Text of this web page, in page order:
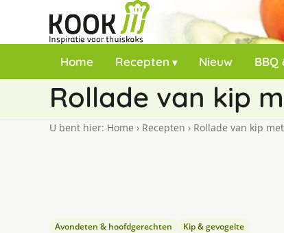
Home Recepten Nieuw BBQ
Rollade van kip
U bent hier: Home › Recepten › Rollade van kip
Avondeten & hoofdgerechten Kip & gevogelte